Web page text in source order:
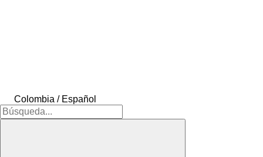
Colombia / Español